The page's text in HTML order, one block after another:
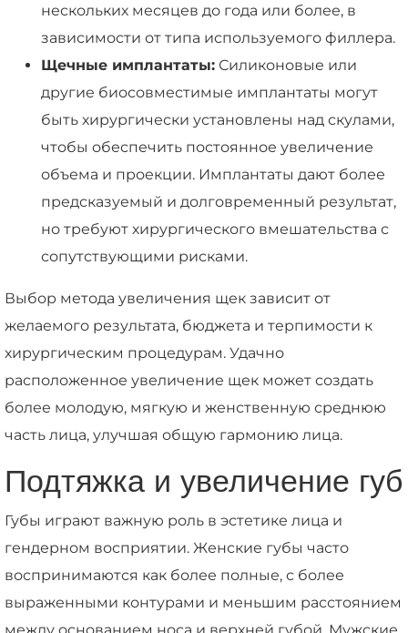
нескольких месяцев до года или более, в
зависимости от типа используемого филлера.
Щечные имплантаты: Силиконовые или
другие биосовместимые имплантаты могут
быть хирургически установлены над скулами,
чтобы обеспечить постоянное увеличение
объема и проекции. Имплантаты дают более
предсказуемый и долговременный результат,
но требуют хирургического вмешательства с
сопутствующими рисками.
Выбор метода увеличения щек зависит от
желаемого результата, бюджета и терпимости к
хирургическим процедурам. Удачно
расположенное увеличение щек может создать
более молодую, мягкую и женственную среднюю
часть лица, улучшая общую гармонию лица.
Подтяжка и увеличение губ
Губы играют важную роль в эстетике лица и
гендерном восприятии. Женские губы часто
воспринимаются как более полные, с более
выраженными контурами и меньшим расстоянием
между основанием носа и верхней губой. Мужские